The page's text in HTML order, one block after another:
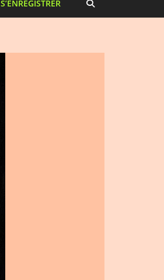
S’ENREGISTRER